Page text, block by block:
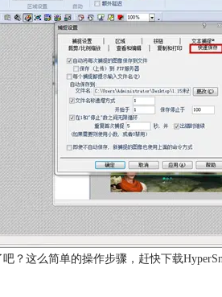
？这么简单的操作步骤，赶快下载